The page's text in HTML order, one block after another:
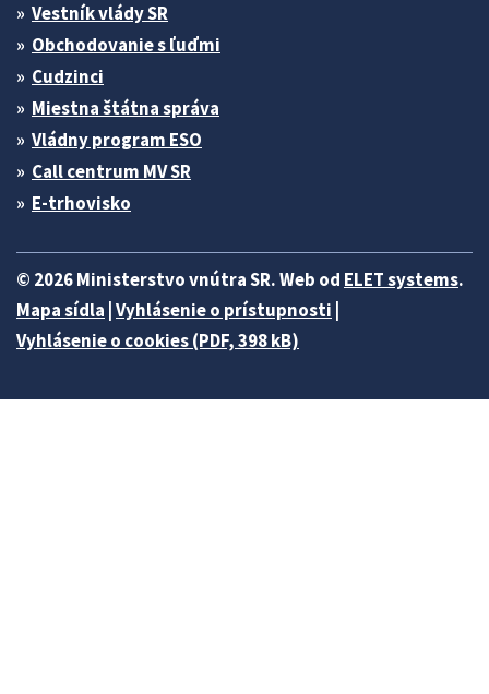
Vestník vlády SR
Obchodovanie s ľuďmi
Cudzinci
Miestna štátna správa
Vládny program ESO
Call centrum MV SR
E-trhovisko
© 2026 Ministerstvo vnútra SR. Web od ELET systems.
Mapa sídla Vyhlásenie o prístupnosti
Vyhlásenie o cookies (PDF, 398 kB)